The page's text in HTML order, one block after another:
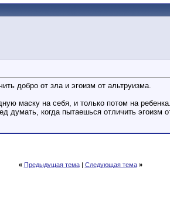
добро от зла и эгоизм от альтруизма.
маску на себя, и только потом на
думать, когда пытаешься отличить эгоизм
« Предыдущая тема| Следующая тема »